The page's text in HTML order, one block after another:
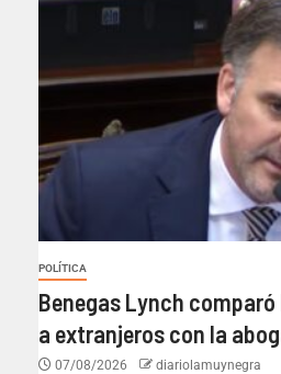
POLÍTICA
Benegas Lynch
a extranjeros con la
07/08/2026 diariolamuynegra